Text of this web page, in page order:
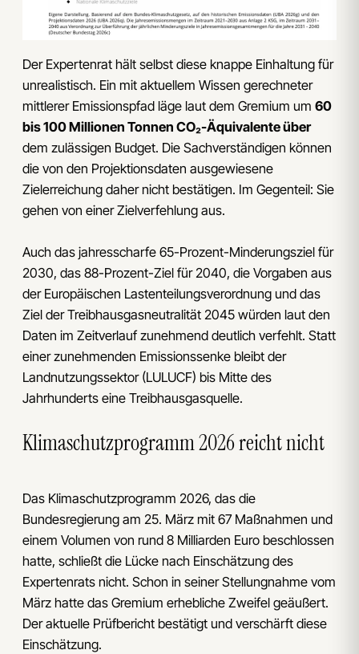
Der Expertenrat hält selbst diese knappe Einhaltung für
unrealistisch. Ein mit aktuellem Wissen gerechneter
mittlerer Emissionspfad läge laut dem Gremium um 60
bis 100 Millionen Tonnen CO₂-Äquivalente über
dem zulässigen Budget. Die Sachverständigen können
die von den Projektionsdaten ausgewiesene
Zielerreichung daher nicht bestätigen. Im Gegenteil: Sie
gehen von einer Zielverfehlung aus.
Auch das jahresscharfe 65-Prozent-Minderungsziel für
2030, das 88-Prozent-Ziel für 2040, die Vorgaben aus
der Europäischen Lastenteilungsverordnung und das
Ziel der Treibhausgasneutralität 2045 würden laut den
Daten im Zeitverlauf zunehmend deutlich verfehlt. Statt
einer zunehmenden Emissionssenke bleibt der
Landnutzungssektor (LULUCF) bis Mitte des
Jahrhunderts eine Treibhausgasquelle.
Klimaschutzprogramm 2026 reicht nicht
Das Klimaschutzprogramm 2026, das die
Bundesregierung am 25. März mit 67 Maßnahmen und
einem Volumen von rund 8 Milliarden Euro beschlossen
hatte, schließt die Lücke nach Einschätzung des
Expertenrats nicht. Schon in seiner Stellungnahme vom
März hatte das Gremium erhebliche Zweifel geäußert.
Der aktuelle Prüfbericht bestätigt und verschärft diese
Einschätzung.